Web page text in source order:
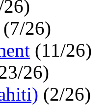
(7/26)
(11/26)
26)
(2/26)